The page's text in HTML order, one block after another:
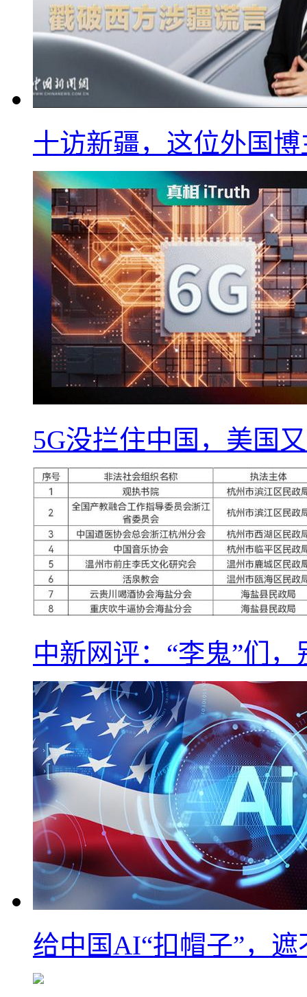
十访新疆，这位外国
5G没拦住中国，美国
中新网评：“李鬼”们
给中国AI“扣帽子”，